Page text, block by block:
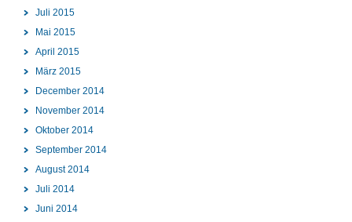
Juli 2015
Mai 2015
April 2015
März 2015
December 2014
November 2014
Oktober 2014
September 2014
August 2014
Juli 2014
Juni 2014